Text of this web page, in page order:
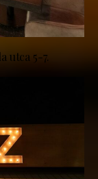
utca 5-7.